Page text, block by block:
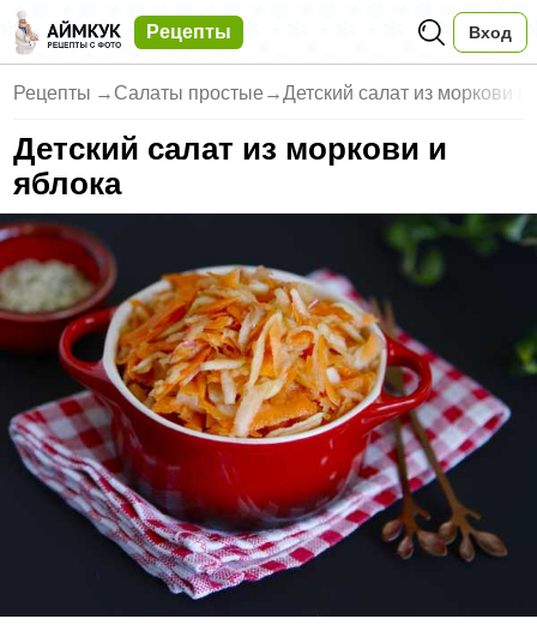
Рецепты Вход
Рецепты → Салаты простые →Детский салат из моркови и
Детский салат из моркови и
яблока